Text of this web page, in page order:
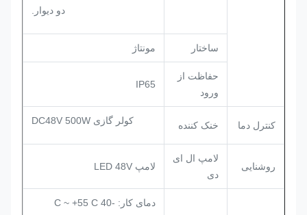
دو دیوار.
ساختار مونتاژ
حفاظت از
ورود
IP65
کنترل دما خنک کننده کولر گازی DC48V 500W
روشنایی
لامپ ال ای
دی
لامپ LED 48V
دمای کار: -40 C ~ +55 C